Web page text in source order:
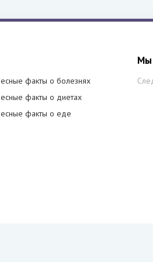
факты о болезнях
факты о диетах
факты о еде
Мы